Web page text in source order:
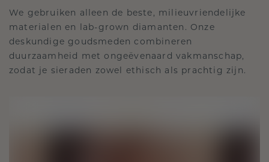
We gebruiken alleen de beste, milieuvriendelijke
materialen en lab-grown diamanten. Onze
deskundige goudsmeden combineren
duurzaamheid met ongeëvenaard vakmanschap,
zodat je sieraden zowel ethisch als prachtig zijn.